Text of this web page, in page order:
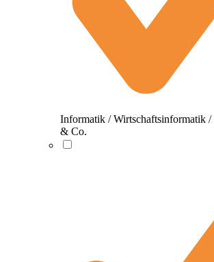
Informatik / Wirtschaftsinformatik /
& Co.